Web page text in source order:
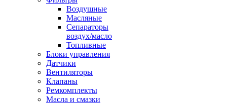
Воздушные
Масляные
Сепараторы
воздух/масло
Топливные
Блоки управления
Датчики
Вентиляторы
Клапаны
Ремкомплекты
Масла и смазки